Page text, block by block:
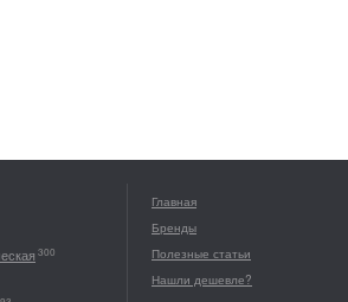
300
Главная
Бренды
Полезные статьи
Нашли дешевле?